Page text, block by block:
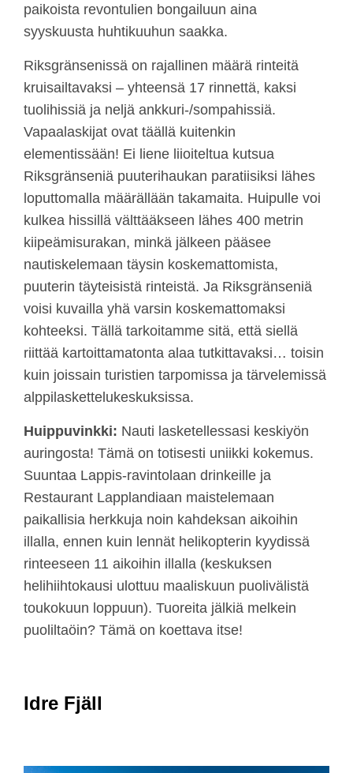
paikoista revontulien bongailuun aina
syyskuusta huhtikuuhun saakka.
Riksgränsenissä on rajallinen määrä rinteitä
kruisailtavaksi – yhteensä 17 rinnettä, kaksi
tuolihissiä ja neljä ankkuri-/sompahissiä.
Vapaalaskijat ovat täällä kuitenkin
elementissään! Ei liene liioiteltua kutsua
Riksgränseniä puuterihaukan paratiisiksi lähes
loputtomalla määrällään takamaita. Huipulle voi
kulkea hissillä välttääkseen lähes 400 metrin
kiipeämisurakan, minkä jälkeen pääsee
nautiskelemaan täysin koskemattomista,
puuterin täyteisistä rinteistä. Ja Riksgränseniä
voisi kuvailla yhä varsin koskemattomaksi
kohteeksi. Tällä tarkoitamme sitä, että siellä
riittää kartoittamatonta alaa tutkittavaksi… toisin
kuin joissain turistien tarpomissa ja tärvelemissä
alppilaskettelukeskuksissa.
Huippuvinkki: Nauti lasketellessasi keskiyön
auringosta! Tämä on totisesti uniikki kokemus.
Suuntaa Lappis-ravintolaan drinkeille ja
Restaurant Lapplandiaan maistelemaan
paikallisia herkkuja noin kahdeksan aikoihin
illalla, ennen kuin lennät helikopterin kyydissä
rinteeseen 11 aikoihin illalla (keskuksen
helihiihtokausi ulottuu maaliskuun puolivälistä
toukokuun loppuun). Tuoreita jälkiä melkein
puoliltaöin? Tämä on koettava itse!
Idre Fjäll